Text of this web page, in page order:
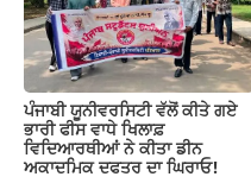
ਪੰਜਾਬੀ ਯੂਨੀਵਰਸਿਟੀ ਵੱਲੋਂ ਕੀਤੇ ਗਏ
ਭਾਰੀ ਫੀਸ ਵਾਧੇ ਖਿਲਾਫ਼
ਵਿਦਿਆਰਥੀਆਂ ਨੇ ਕੀਤਾ ਡੀਨ
ਅਕਾਦਮਿਕ ਦਫਤਰ ਦਾ ਘਿਰਾਓ!